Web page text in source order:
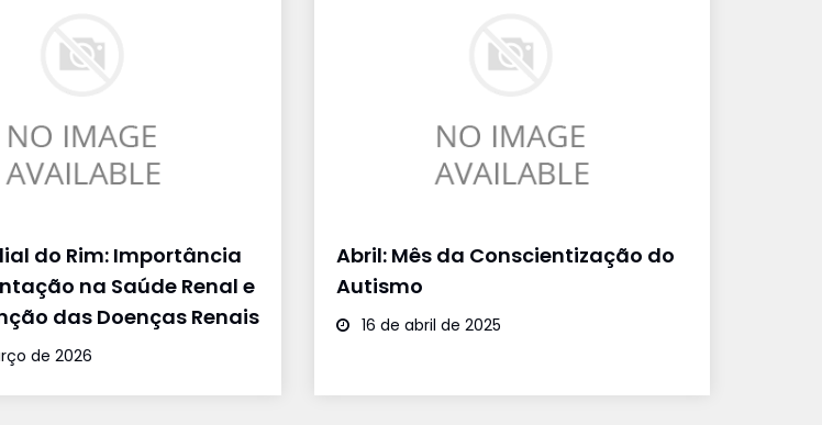
do Rim: Importância
na Saúde Renal e
das Doenças Renais
de 2026
Abril: Mês da Conscientização do
Autismo
16 de abril de 2025